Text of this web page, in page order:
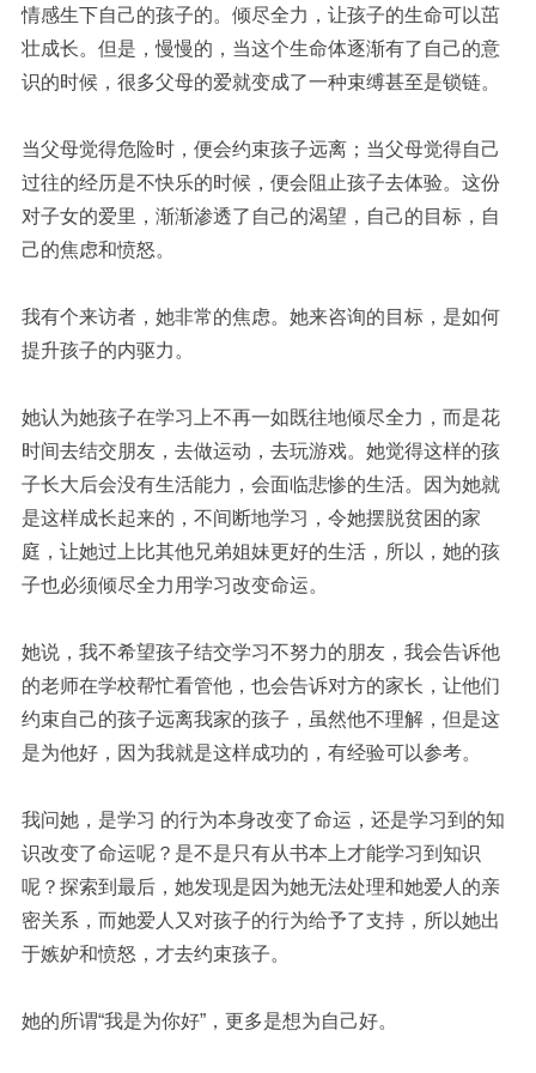
情感生下自己的孩子的。倾尽全力，让孩子的生命可以茁
壮成长。但是，慢慢的，当这个生命体逐渐有了自己的意
识的时候，很多父母的爱就变成了一种束缚甚至是锁链。
当父母觉得危险时，便会约束孩子远离；当父母觉得自己
过往的经历是不快乐的时候，便会阻止孩子去体验。这份
对子女的爱里，渐渐渗透了自己的渴望，自己的目标，自
己的焦虑和愤怒。
我有个来访者，她非常的焦虑。她来咨询的目标，是如何
提升孩子的内驱力。
她认为她孩子在学习上不再一如既往地倾尽全力，而是花
时间去结交朋友，去做运动，去玩游戏。她觉得这样的孩
子长大后会没有生活能力，会面临悲惨的生活。因为她就
是这样成长起来的，不间断地学习，令她摆脱贫困的家
庭，让她过上比其他兄弟姐妹更好的生活，所以，她的孩
子也必须倾尽全力用学习改变命运。
她说，我不希望孩子结交学习不努力的朋友，我会告诉他
的老师在学校帮忙看管他，也会告诉对方的家长，让他们
约束自己的孩子远离我家的孩子，虽然他不理解，但是这
是为他好，因为我就是这样成功的，有经验可以参考。
我问她，是学习 的行为本身改变了命运，还是学习到的知
识改变了命运呢？是不是只有从书本上才能学习到知识
呢？探索到最后，她发现是因为她无法处理和她爱人的亲
密关系，而她爱人又对孩子的行为给予了支持，所以她出
于嫉妒和愤怒，才去约束孩子。
她的所谓“我是为你好”，更多是想为自己好。